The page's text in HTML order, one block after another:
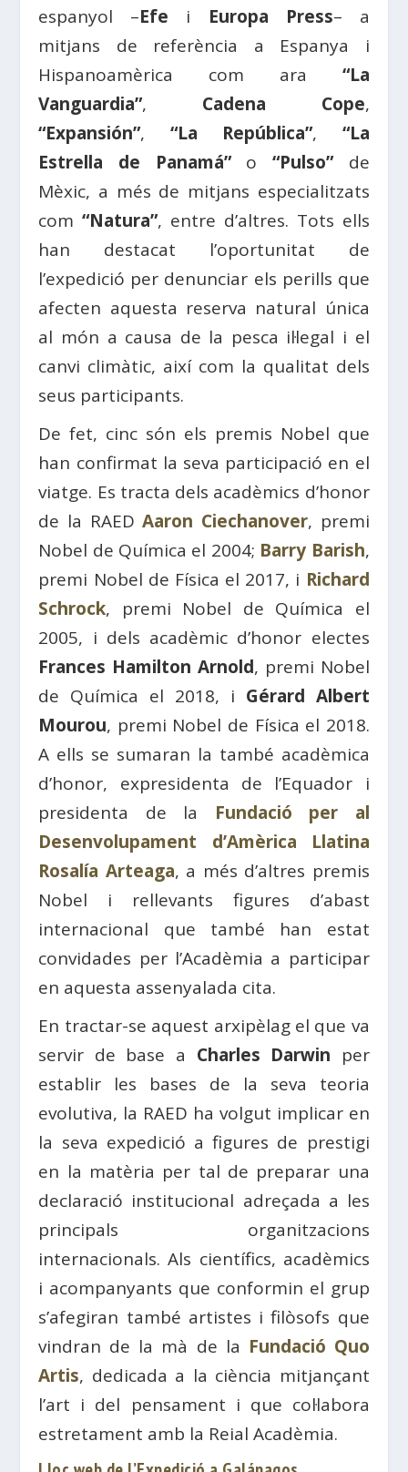
espanyol –Efe i Europa Press– a
mitjans de referència a Espanya i
Hispanoamèrica com ara “La
Vanguardia”, Cadena Cope,
“Expansión”, “La República”, “La
Estrella de Panamá” o “Pulso”de
Mèxic, a més de mitjans especialitzats
com“Natura”, entre d’altres. Tots ells
han destacat l’oportunitat de
l’expedició per denunciar els perills que
afecten aquesta reserva natural única
al món a causa de la pesca il·legal i el
canvi climàtic, així com la qualitat dels
seus participants.
De fet, cinc són els premis Nobel que
han confirmat la seva participació en el
viatge. Es tracta dels acadèmics d’honor
de la RAEDAaron Ciechanover, premi
Nobel de Química el 2004; Barry Barish,
premi Nobel de Física el 2017, i Richard
Schrock, premi Nobel de Química el
2005, i dels acadèmic d’honor electes
Frances Hamilton Arnold, premi Nobel
de Química el 2018, i Gérard Albert
Mourou, premi Nobel de Física el 2018.
A ells se sumaran la també acadèmica
d’honor, expresidenta de l’Equador i
presidenta de la Fundació per al
Desenvolupament d’Amèrica Llatina
Rosalía Arteaga, a més d’altres premis
Nobel i rellevants figures d’abast
internacional que també han estat
convidades per l’Acadèmia a participar
en aquesta assenyalada cita.
En tractar-se aquest arxipèlag el que va
servir de base a Charles Darwin per
establir les bases de la seva teoria
evolutiva, la RAED ha volgut implicar en
la seva expedició a figures de prestigi
en la matèria per tal de preparar una
declaració institucional adreçada a les
principals organitzacions
internacionals. Als científics, acadèmics
i acompanyants que conformin el grup
s’afegiran també artistes i filòsofs que
vindran de la mà de la Fundació Quo
Artis, dedicada a la ciència mitjançant
l’art i del pensament i que col·labora
estretament amb la Reial Acadèmia.